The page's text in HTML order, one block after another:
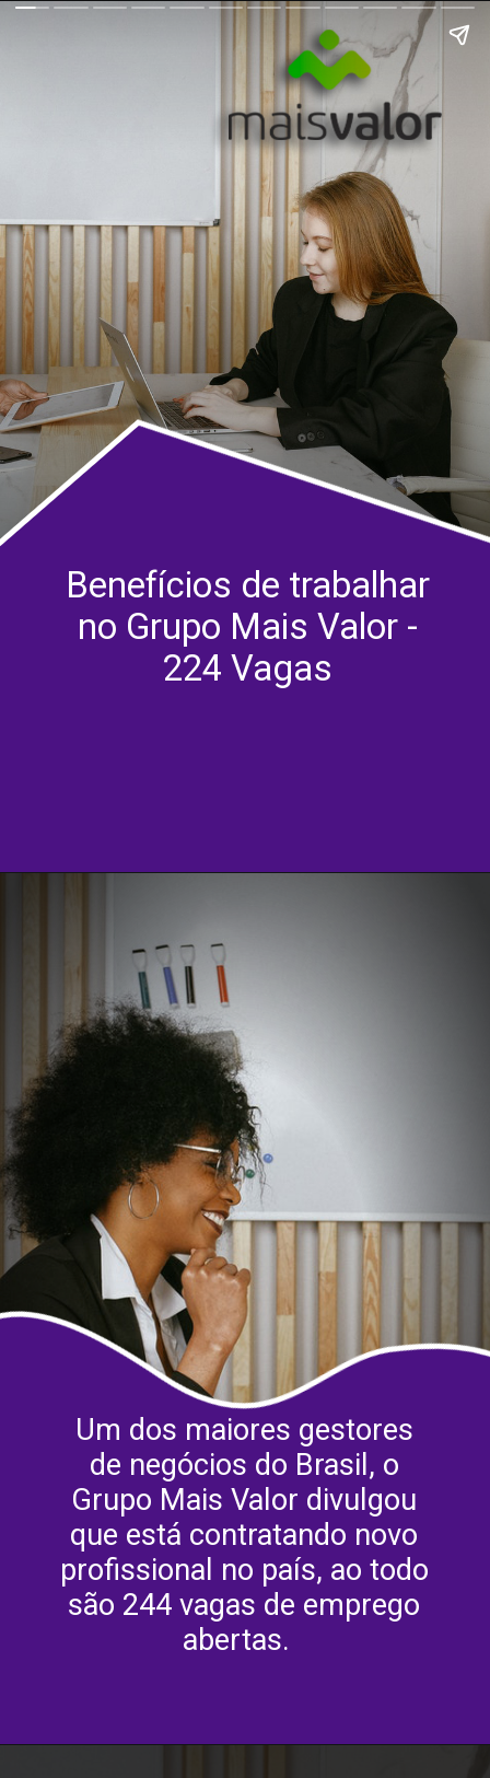
Benefícios de trabalhar
no Grupo Mais Valor -
224 Vagas
Um dos maiores gestores
de negócios do Brasil, o
Grupo Mais Valor divulgou
que está contratando novo
profissional no país, ao todo
são 244 vagas de emprego
abertas.